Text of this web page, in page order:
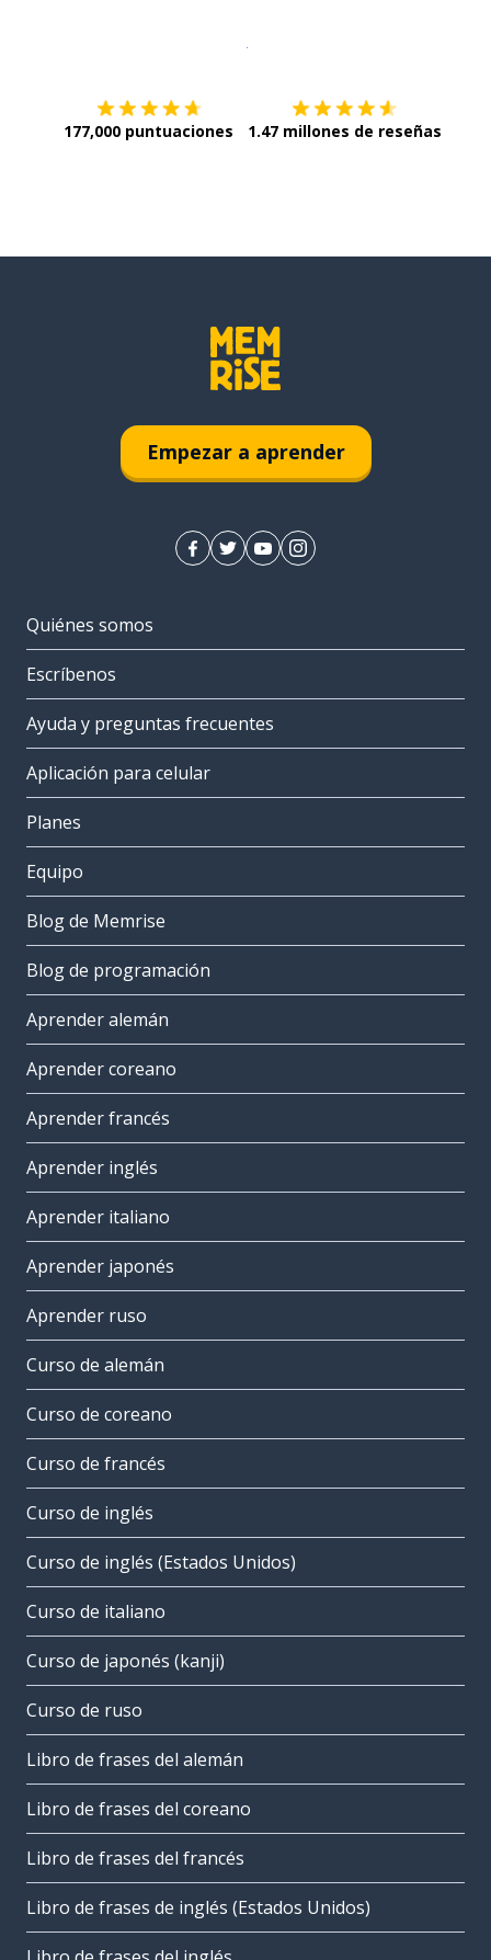
177,000 puntuaciones 1.47 millones de reseñas
Empezar a aprender
Quiénes somos
Escríbenos
Ayuda y preguntas frecuentes
Aplicación para celular
Planes
Equipo
Blog de Memrise
Blog de programación
Aprender alemán
Aprender coreano
Aprender francés
Aprender inglés
Aprender italiano
Aprender japonés
Aprender ruso
Curso de alemán
Curso de coreano
Curso de francés
Curso de inglés
Curso de inglés (Estados Unidos)
Curso de italiano
Curso de japonés (kanji)
Curso de ruso
Libro de frases del alemán
Libro de frases del coreano
Libro de frases del francés
Libro de frases de inglés (Estados Unidos)